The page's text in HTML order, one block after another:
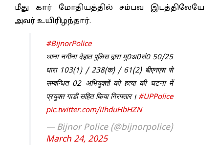
மீது கார் மோதியத்தில் சம்பவ இடத்திலேயே
அவர் உயிரிழந்தார்.
#BijnorPolice
थाना नगीना देहात पुलिस द्वारा मु0अ0सं0 50/25
धारा 103(1) / 238(क) / 61(2) बीएनएस से
सम्बन्धित 02 अभियुक्तों को हत्या की घटना में
प्रयुक्त गाडी सहित किया गिरफ्तार । #UPPolice
pic.twitter.com/iIhduHbHZN
— Bijnor Police (@bijnorpolice)
March 24, 2025